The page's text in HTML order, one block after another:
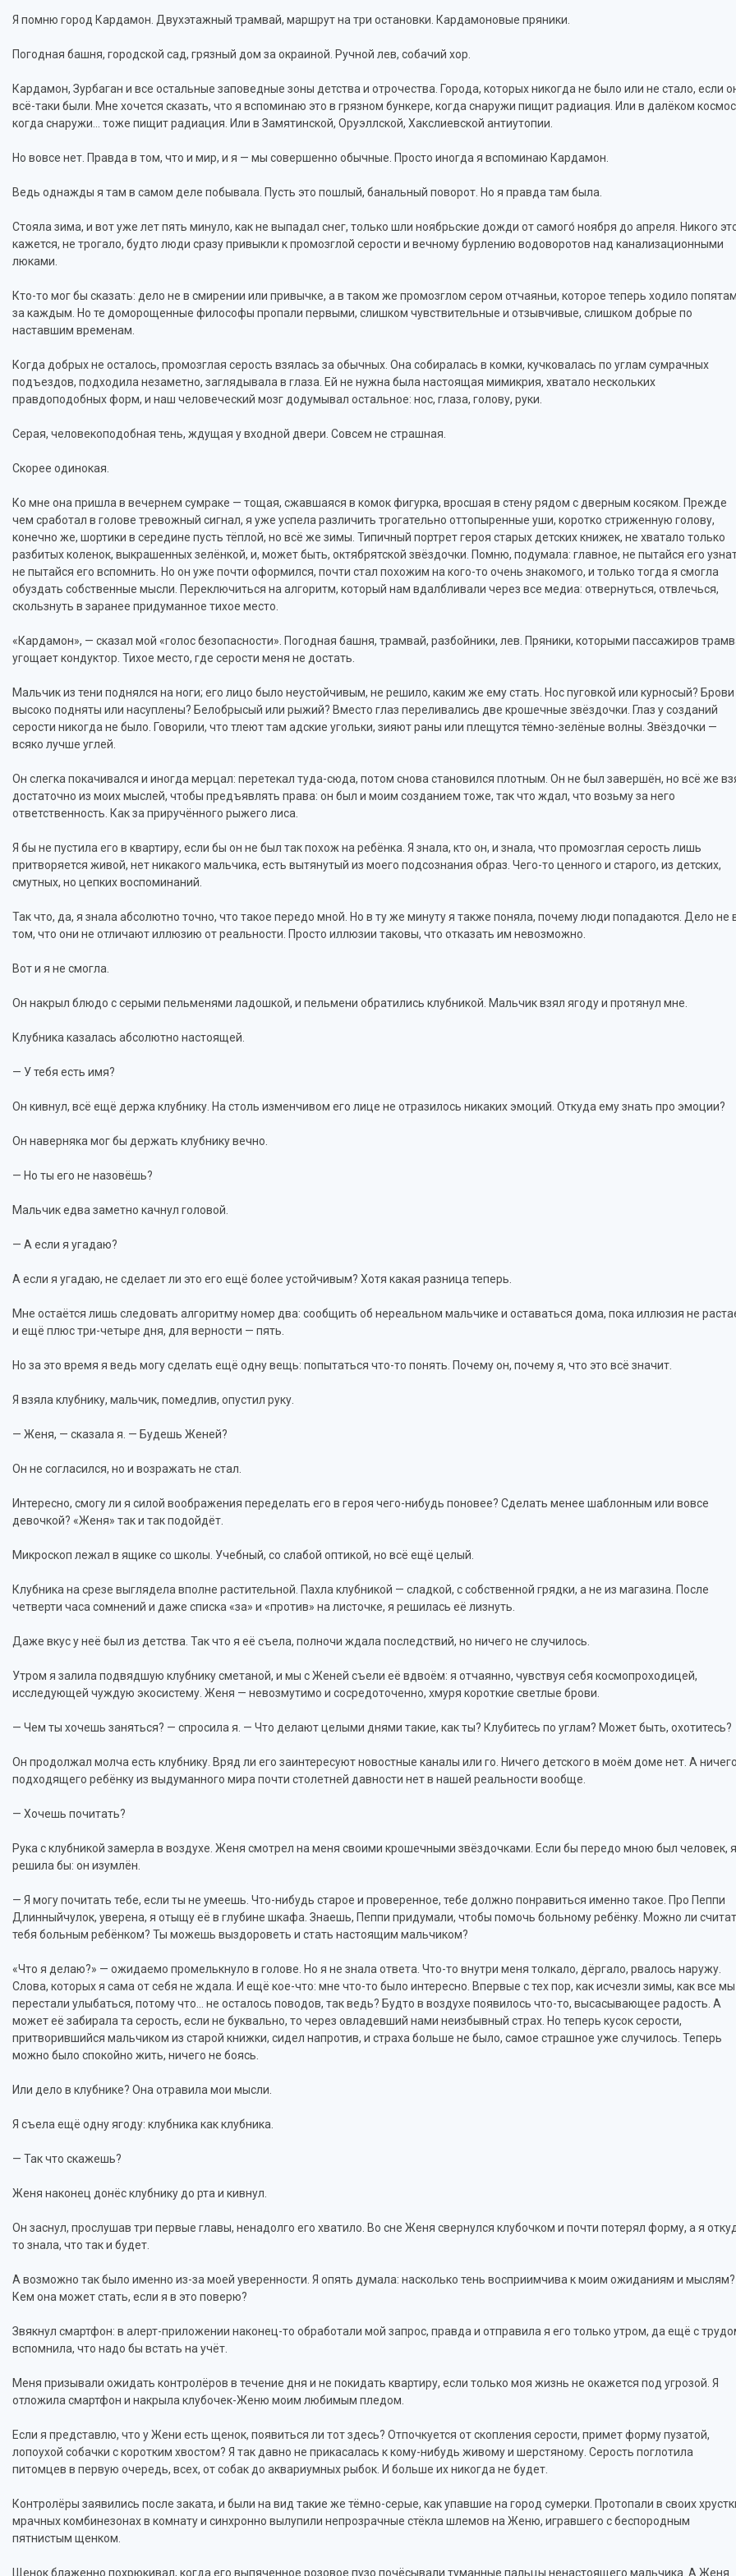
Я помню город Кардамон. Двухэтажный трамвай, маршрут на три остановки. Кардамоновые пряники.
Погодная башня, городской сад, грязный дом за окраиной. Ручной лев, собачий хор.
Кардамон, Зурбаган и все остальные заповедные зоны детства и отрочества. Города, которых никогда не было или не стало, если
всё-таки были. Мне хочется сказать, что я вспоминаю это в грязном бункере, когда снаружи пищит радиация. Или в далёком
когда снаружи… тоже пищит радиация. Или в Замятинской, Оруэллской, Хакслиевской антиутопии.
Но вовсе нет. Правда в том, что и мир, и я — мы совершенно обычные. Просто иногда я вспоминаю Кардамон.
Ведь однажды я там в самом деле побывала. Пусть это пошлый, банальный поворот. Но я правда там была.
Стояла зима, и вот уже лет пять минуло, как не выпадал снег, только шли ноябрьские дожди от самого́ ноября до апреля. Никого
кажется, не трогало, будто люди сразу привыкли к промозглой серости и вечному бурлению водоворотов над канализационными
люками.
Кто-то мог бы сказать: дело не в смирении или привычке, а в таком же промозглом сером отчаяньи, которое теперь ходило
за каждым. Но те доморощенные философы пропали первыми, слишком чувствительные и отзывчивые, слишком добрые по
наставшим временам.
Когда добрых не осталось, промозглая серость взялась за обычных. Она собиралась в комки, кучковалась по углам сумрачных
подъездов, подходила незаметно, заглядывала в глаза. Ей не нужна была настоящая мимикрия, хватало нескольких
правдоподобных форм, и наш человеческий мозг додумывал остальное: нос, глаза, голову, руки.
Серая, человекоподобная тень, ждущая у входной двери. Совсем не страшная.
Скорее одинокая.
Ко мне она пришла в вечернем сумраке — тощая, сжавшаяся в комок фигурка, вросшая в стену рядом с дверным косяком. Прежде
чем сработал в голове тревожный сигнал, я уже успела различить трогательно оттопыренные уши, коротко стриженную голову,
конечно же, шортики в середине пусть тёплой, но всё же зимы. Типичный портрет героя старых детских книжек, не хватало только
разбитых коленок, выкрашенных зелёнкой, и, может быть, октябрятской звёздочки. Помню, подумала: главное, не пытайся его
не пытайся его вспомнить. Но он уже почти оформился, почти стал похожим на кого-то очень знакомого, и только тогда я смогла
обуздать собственные мысли. Переключиться на алгоритм, который нам вдалбливали через все медиа: отвернуться, отвлечься,
скользнуть в заранее придуманное тихое место.
«Кардамон», — сказал мой «голос безопасности». Погодная башня, трамвай, разбойники, лев. Пряники, которыми пассажиров
угощает кондуктор. Тихое место, где серости меня не достать.
Мальчик из тени поднялся на ноги; его лицо было неустойчивым, не решило, каким же ему стать. Нос пуговкой или курносый? Брови
высоко подняты или насуплены? Белобрысый или рыжий? Вместо глаз переливались две крошечные звёздочки. Глаз у созданий
серости никогда не было. Говорили, что тлеют там адские угольки, зияют раны или плещутся тёмно-зелёные волны. Звёздочки —
всяко лучше углей.
Он слегка покачивался и иногда мерцал: перетекал туда-сюда, потом снова становился плотным. Он не был завершён, но всё же
достаточно из моих мыслей, чтобы предъявлять права: он был и моим созданием тоже, так что ждал, что возьму за него
ответственность. Как за приручённого рыжего лиса.
Я бы не пустила его в квартиру, если бы он не был так похож на ребёнка. Я знала, кто он, и знала, что промозглая серость лишь
притворяется живой, нет никакого мальчика, есть вытянутый из моего подсознания образ. Чего-то ценного и старого, из детских,
смутных, но цепких воспоминаний.
Так что, да, я знала абсолютно точно, что такое передо мной. Но в ту же минуту я также поняла, почему люди попадаются. Дело не
том, что они не отличают иллюзию от реальности. Просто иллюзии таковы, что отказать им невозможно.
Вот и я не смогла.
Он накрыл блюдо с серыми пельменями ладошкой, и пельмени обратились клубникой. Мальчик взял ягоду и протянул мне.
Клубника казалась абсолютно настоящей.
— У тебя есть имя?
Он кивнул, всё ещё держа клубнику. На столь изменчивом его лице не отразилось никаких эмоций. Откуда ему знать про эмоции?
Он наверняка мог бы держать клубнику вечно.
— Но ты его не назовёшь?
Мальчик едва заметно качнул головой.
— А если я угадаю?
А если я угадаю, не сделает ли это его ещё более устойчивым? Хотя какая разница теперь.
Мне остаётся лишь следовать алгоритму номер два: сообщить об нереальном мальчике и оставаться дома, пока иллюзия не
и ещё плюс три-четыре дня, для верности — пять.
Но за это время я ведь могу сделать ещё одну вещь: попытаться что-то понять. Почему он, почему я, что это всё значит.
Я взяла клубнику, мальчик, помедлив, опустил руку.
— Женя, — сказала я. — Будешь Женей?
Он не согласился, но и возражать не стал.
Интересно, смогу ли я силой воображения переделать его в героя чего-нибудь поновее? Сделать менее шаблонным или вовсе
девочкой? «Женя» так и так подойдёт.
Микроскоп лежал в ящике со школы. Учебный, со слабой оптикой, но всё ещё целый.
Клубника на срезе выглядела вполне растительной. Пахла клубникой — сладкой, с собственной грядки, а не из магазина. После
четверти часа сомнений и даже списка «за» и «против» на листочке, я решилась её лизнуть.
Даже вкус у неё был из детства. Так что я её съела, полночи ждала последствий, но ничего не случилось.
Утром я залила подвядшую клубнику сметаной, и мы с Женей съели её вдвоём: я отчаянно, чувствуя себя космопроходицей,
исследующей чуждую экосистему. Женя — невозмутимо и сосредоточенно, хмуря короткие светлые брови.
— Чем ты хочешь заняться? — спросила я. — Что делают целыми днями такие, как ты? Клубитесь по углам? Может быть, охотитесь?
Он продолжал молча есть клубнику. Вряд ли его заинтересуют новостные каналы или го. Ничего детского в моём доме нет. А
подходящего ребёнку из выдуманного мира почти столетней давности нет в нашей реальности вообще.
— Хочешь почитать?
Рука с клубникой замерла в воздухе. Женя смотрел на меня своими крошечными звёздочками. Если бы передо мною был человек, я
решила бы: он изумлён.
— Я могу почитать тебе, если ты не умеешь. Что-нибудь старое и проверенное, тебе должно понравиться именно такое. Про Пеппи
Длинныйчулок, уверена, я отыщу её в глубине шкафа. Знаешь, Пеппи придумали, чтобы помочь больному ребёнку. Можно ли
тебя больным ребёнком? Ты можешь выздороветь и стать настоящим мальчиком?
«Что я делаю?» — ожидаемо промелькнуло в голове. Но я не знала ответа. Что-то внутри меня толкало, дёргало, рвалось наружу.
Слова, которых я сама от себя не ждала. И ещё кое-что: мне что-то было интересно. Впервые с тех пор, как исчезли зимы, как все мы
перестали улыбаться, потому что… не осталось поводов, так ведь? Будто в воздухе появилось что-то, высасывающее радость. А
может её забирала та серость, если не буквально, то через овладевший нами неизбывный страх. Но теперь кусок серости,
притворившийся мальчиком из старой книжки, сидел напротив, и страха больше не было, самое страшное уже случилось. Теперь
можно было спокойно жить, ничего не боясь.
Или дело в клубнике? Она отравила мои мысли.
Я съела ещё одну ягоду: клубника как клубника.
— Так что скажешь?
Женя наконец донёс клубнику до рта и кивнул.
Он заснул, прослушав три первые главы, ненадолго его хватило. Во сне Женя свернулся клубочком и почти потерял форму, а я
то знала, что так и будет.
А возможно так было именно из-за моей уверенности. Я опять думала: насколько тень восприимчива к моим ожиданиям и мыслям?
Кем она может стать, если я в это поверю?
Звякнул смартфон: в алерт-приложении наконец-то обработали мой запрос, правда и отправила я его только утром, да ещё с
вспомнила, что надо бы встать на учёт.
Меня призывали ожидать контролёров в течение дня и не покидать квартиру, если только моя жизнь не окажется под угрозой. Я
отложила смартфон и накрыла клубочек-Женю моим любимым пледом.
Если я представлю, что у Жени есть щенок, появиться ли тот здесь? Отпочкуется от скопления серости, примет форму пузатой,
лопоухой собачки с коротким хвостом? Я так давно не прикасалась к кому-нибудь живому и шерстяному. Серость поглотила
питомцев в первую очередь, всех, от собак до аквариумных рыбок. И больше их никогда не будет.
Контролёры заявились после заката, и были на вид такие же тёмно-серые, как упавшие на город сумерки. Протопали в своих
мрачных комбинезонах в комнату и синхронно вылупили непрозрачные стёкла шлемов на Женю, игравшего с беспородным
пятнистым щенком.
Щенок блаженно похрюкивал, когда его выпяченное розовое пузо почёсывали туманные пальцы ненастоящего мальчика. А Женя